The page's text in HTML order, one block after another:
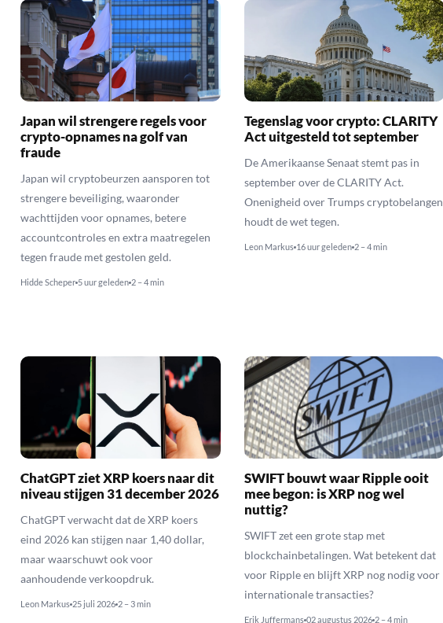
Japan wil strengere regels voor
crypto-opnames na golf van
fraude
Japan wil cryptobeurzen aansporen tot
strengere beveiliging, waaronder
wachttijden voor opnames, betere
accountcontroles en extra maatregelen
tegen fraude met gestolen geld.
Hidde Scheper 5 uur geleden 2 – 4 min
Tegenslag voor crypto: CLARITY
Act uitgesteld tot september
De Amerikaanse Senaat stemt pas in
september over de CLARITY Act.
Onenigheid over Trumps cryptobelangen
houdt de wet tegen.
Leon Markus 16 uur geleden 2 – 4 min
ChatGPT ziet XRP koers naar dit
niveau stijgen 31 december 2026
ChatGPT verwacht dat de XRP koers
eind 2026 kan stijgen naar 1,40 dollar,
maar waarschuwt ook voor
aanhoudende verkoopdruk.
Leon Markus 25 juli 2026 2 – 3 min
SWIFT bouwt waar Ripple ooit
mee begon: is XRP nog wel
nuttig?
SWIFT zet een grote stap met
blockchainbetalingen. Wat betekent dat
voor Ripple en blijft XRP nog nodig voor
internationale transacties?
Erik Juffermans 02 augustus 2026 2 – 4 min